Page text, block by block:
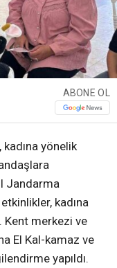
ABONE OL
yönelik
Jandarma
kadına
merkezi ve
El Kal-kamaz ve
yapıldı.